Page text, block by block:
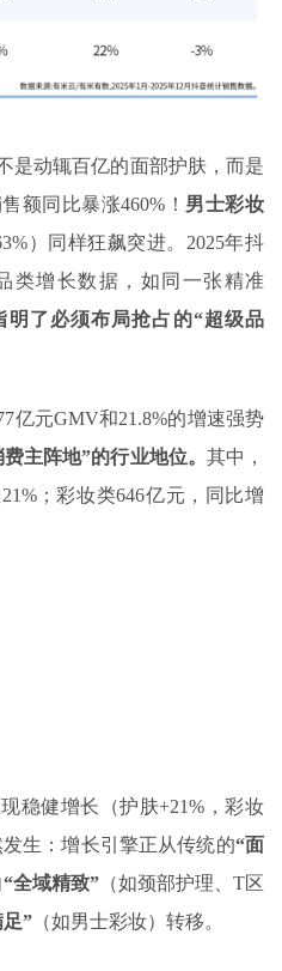
是动辄百亿的面部护肤，而是
额同比暴涨460%！ 男士彩妆
）同样狂飙突进。2025年抖
类增长数据，如同一张精准
明了必须布局抢占的“超级品
亿元GMV和21.8%的增速强势
主阵地”的行业地位。 其中，
；彩妆类‌646亿元，同比增
稳健增长（护肤+21%，彩妆
生：增长引擎正从传统的“面
“全域精致” （如颈部护理、T区
” （如男士彩妆）转移。